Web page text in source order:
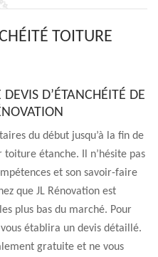
TOITURE
D’ÉTANCHÉITÉ DE
du début jusqu’à la fin de
étanche. Il n’hésite pas
et son savoir-faire
que JL Rénovation est
plus bas du marché. Pour
établira un devis détaillé.
gratuite et ne vous